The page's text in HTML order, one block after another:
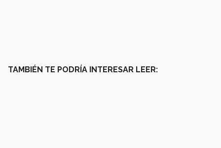
TAMBIÉN TE PODRÍA INTERESAR LEER: